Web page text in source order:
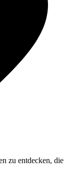
zu entdecken, die